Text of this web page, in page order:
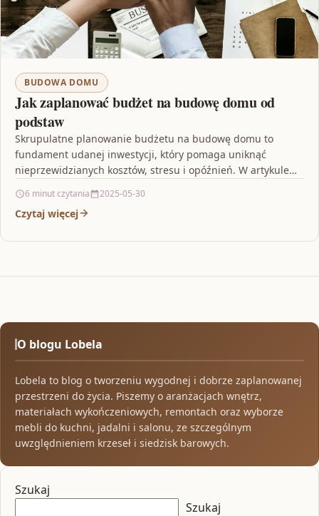
BUDOWA DOMU
Jak zaplanować budżet na budowę domu od
podstaw
Skrupulatne planowanie budżetu na budowę domu to
fundament udanej inwestycji, który pomaga uniknąć
nieprzewidzianych kosztów, stresu i opóźnień. W artykule
6 minut czytania 2025-05-30
Czytaj więcej
O blogu Lobela
Lobela to blog o tworzeniu wygodnej i dobrze zaplanowanej
przestrzeni do życia. Piszemy o aranżacjach wnętrz,
materiałach wykończeniowych, remontach oraz wyborze
mebli do kuchni, jadalni i salonu, ze szczególnym
uwzględnieniem krzeseł i siedzisk barowych.
Szukaj
Szukaj